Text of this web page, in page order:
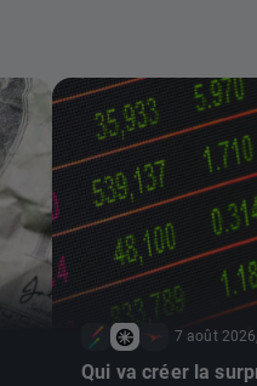
7 août
Qui va créer la